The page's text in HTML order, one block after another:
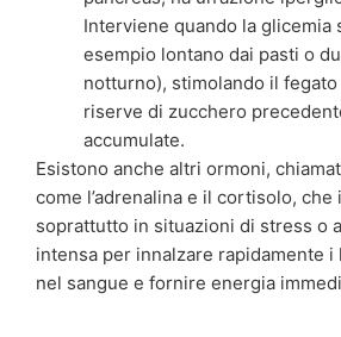
Interviene quando la glicemia
esempio lontano dai pasti o
notturno), stimolando il
riserve di zucchero
accumulate.
Esistono anche altri ormoni,
come l’adrenalina e il cortisolo,
soprattutto in situazioni di stress o
intensa per innalzare rapidamente
nel sangue e fornire energia